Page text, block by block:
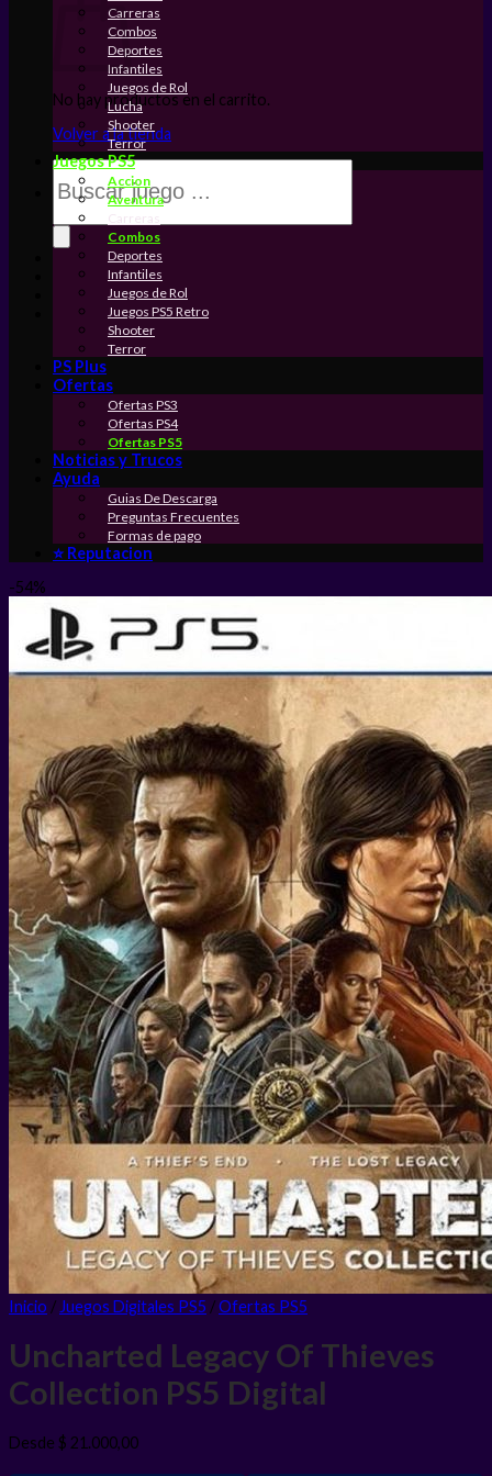
No hay productos en el carrito.
Volver a la tienda
Búsqueda
de
productos
Carreras
Combos
Deportes
Infantiles
Juegos de Rol
Lucha
Shooter
Terror
Juegos PS5
Accion
Aventura
Carreras
Combos
Deportes
Infantiles
Juegos de Rol
Juegos PS5 Retro
Shooter
Terror
PS Plus
Ofertas
Ofertas PS3
Ofertas PS4
Ofertas PS5
Noticias y Trucos
Ayuda
Guias De Descarga
Preguntas Frecuentes
Formas de pago
⭐ Reputacion
-54%
Inicio / Juegos Digitales PS5 /Ofertas PS5
Uncharted Legacy Of Thieves
Collection PS5 Digital
Desde $ 21.000,00